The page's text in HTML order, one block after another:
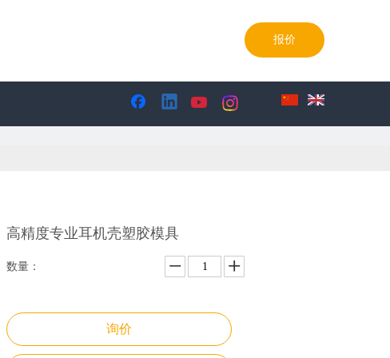
报价
高精度专业耳机壳塑胶模具
数量：
询价